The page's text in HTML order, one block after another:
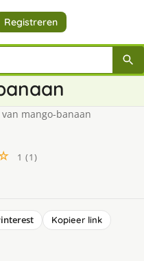
Registreren
van mango-banaan
1 (1)
Kopieer link